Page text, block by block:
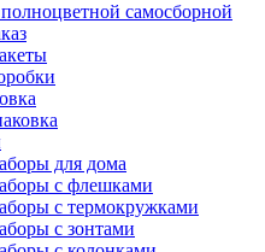
самосборной
для дома
с флешками
с термокружками
с зонтами